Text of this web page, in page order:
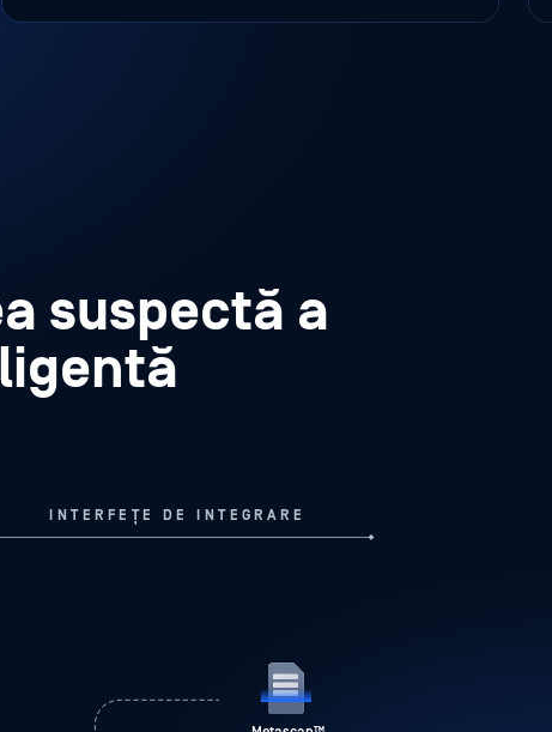
duce la evenimente de interes ratate și la
suspectă a
INTERFEȚE DE INTEGRARE